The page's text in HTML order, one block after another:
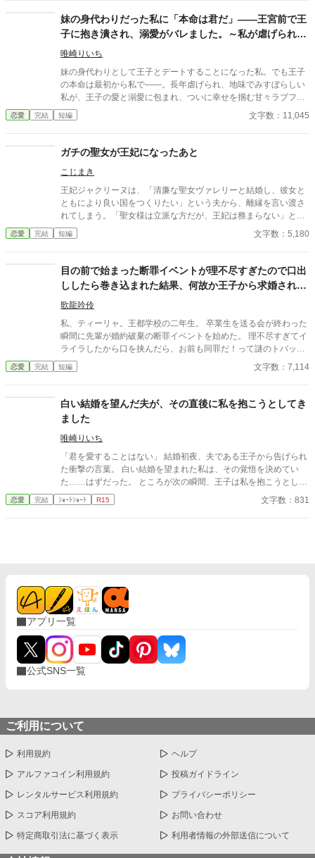
ました。来週お馬鹿君のストーリーを投稿させていただきます。
お読みいただければ幸いです。
妹の身代わりだった私に「本命は君だ」――王宮前で王
子に抱き潰され、溺愛がバレました。～私が虐げられる
きっかけになった少年が、私と王子を結び付
唯崎りいち
妹の身代わりとして王子とデートすることになった私。でも王子
の本命は最初から私で――。長年虐げられ、地味でみすぼらしい
私が、王子の愛と溺愛に包まれ、ついに幸せを掴む甘々ラブファ
ンタジー。妹や家族との誤解、影武者の存在も絡み、ハラハラと
胸キュンが止まらない物語。
恋愛 完結 短編 文字数：11,045
ガチの聖女が王妃になったあと
こじまき
王妃ジャクリーヌは、「清廉な聖女ヴァレリーと結婚し、彼女と
ともにより良い国をつくりたい」という夫から、離縁を言い渡さ
れてしまう。「聖女様は立派な方だが、王妃は務まらない」と二
人を諭すも否定され、廃妃となって隣国の公爵に嫁ぐことに。一
方ジャクリーヌの言葉を否定した国王は、次第に新しい王妃の言
けれども、王妃には向いていなかった。 ※小説家になろうにも投
稿しています。
恋愛 完結 短編 文字数：5,180
目の前で始まった断罪イベントが理不尽すぎたので口出
ししたら巻き込まれた結果、何故か王子から求婚されま
した
歌龍吟伶
私、ティーリャ。王都学校の二年生。 卒業生を送る会が終わった
瞬間に先輩が婚約破棄の断罪イベントを始めた。 理不尽すぎてイ
ライラしたから口を挟んだら、お前も同罪だ！って謎のトバッチ
リ…マジないわー。 …と思ったら何故か王子様に気に入られちゃ
ってプロポーズされたお話。 全二話で完結します、予約投稿済み
恋愛 完結 短編 文字数：7,114
白い結婚を望んだ夫が、その直後に私を抱こうとしてき
ました
唯崎りいち
「君を愛することはない」 結婚初夜、夫である王子から告げられ
た衝撃の言葉。 白い結婚を望まれた私は、その覚悟を決めてい
た……はずだった。 ところが次の瞬間、王子は私を抱こうとして
くる。 「待ってください！ あなた、私を愛さないと言いました
よね？」 愛するつもりはないのに、なぜ身体の関係だけ求めるの
恋愛 完結 ｼｮｰﾄｼｮｰﾄ R15 文字数：831
アプリ一覧
公式SNS一覧
ご利用について
利用規約 ヘルプ
アルファコイン利用規約 投稿ガイドライン
レンタルサービス利用規約 プライバシーポリシー
スコア利用規約 お問い合わせ
特定商取引法に基づく表示 利用者情報の外部送信について